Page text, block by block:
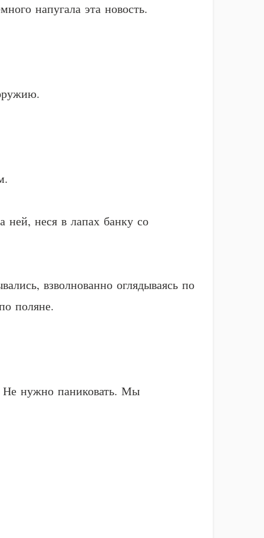
напугала эта новость.
ней, неся в лапах банку со
взволнованно оглядываясь по
поляне.
Не нужно паниковать. Мы